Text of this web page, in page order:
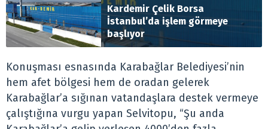
Kardemir Çelik Borsa
İstanbul’da işlem görmeye
başlıyor
Konuşması esnasında Karabağlar Belediyesi’nin
hem afet bölgesi hem de oradan gelerek
Karabağlar’a sığınan vatandaşlara destek vermeye
çalıştığına vurgu yapan Selvitopu, “Şu anda